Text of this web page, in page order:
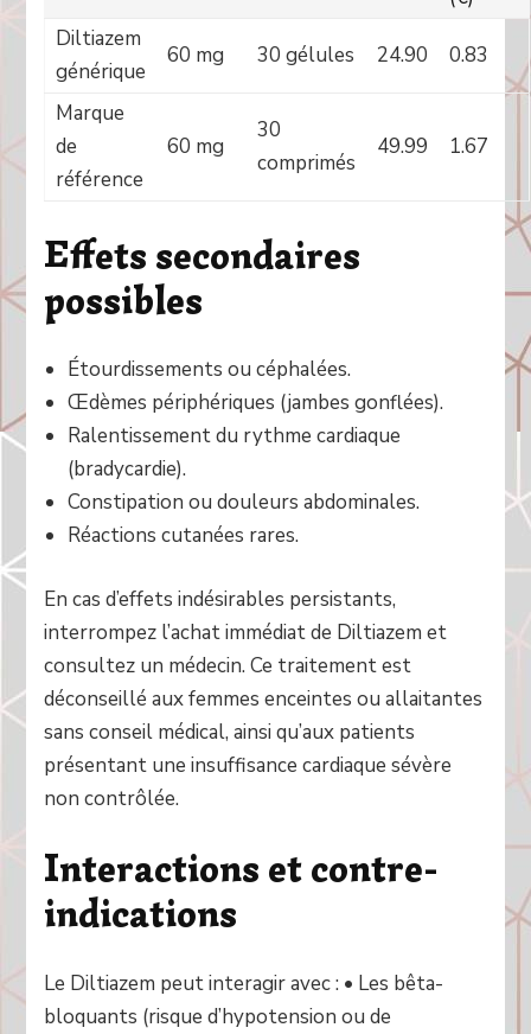
Diltiazem
générique
60 mg 30 gélules 24.90 0.83
Marque
de
référence
60 mg
30
comprimés
49.99 1.67
Effets secondaires
possibles
Étourdissements ou céphalées.
Œdèmes périphériques (jambes gonflées).
Ralentissement du rythme cardiaque
(bradycardie).
Constipation ou douleurs abdominales.
Réactions cutanées rares.
En cas d’effets indésirables persistants,
interrompez l’achat immédiat de Diltiazem et
consultez un médecin. Ce traitement est
déconseillé aux femmes enceintes ou allaitantes
sans conseil médical, ainsi qu’aux patients
présentant une insuffisance cardiaque sévère
non contrôlée.
Interactions et contre-
indications
Le Diltiazem peut interagir avec : • Les bêta-
bloquants (risque d’hypotension ou de